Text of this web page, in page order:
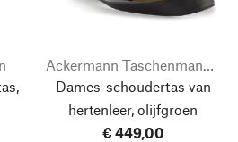
Ackermann Taschenmanufaktur
Dames-schoudertas van
hertenleer, olijfgroen
€ 449,00